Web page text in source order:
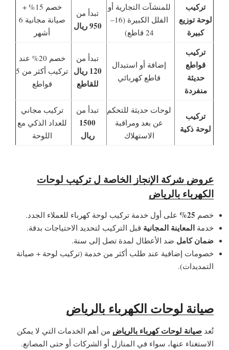
تركيب
لوحة توزيع
كبيرة
للمنشآت التجارية أو
الفلل الكبيرة (16–
24 قاطع)
تبدأ من
950 ريال
خصم 15% +
صيانة مجانية 6
أشهر
تركيب
قواطع
حديثة
منفردة
إضافة أو استبدال
قاطع كهربائي
تبدأ من
120 ريال
للقاطع
خصم 20% عند
تركيب أكثر من 5
قواطع
تركيب
لوحة ذكية
لوحات حديثة للتحكم
عن بعد ومراقبة
الاستهلاك
تبدأ من
1500
ريال
تركيب مجاني
للعداد الذكي مع
اللوحة
عروض شركة الإنجاز الخاصة لتركيب لوحات
الكهرباء بالرياض
خصم 25%
على أول خدمة تركيب لوحة كهرباء للعملاء الجدد.
خدمة المعاينة المجانية قبل التركيب لتحديد الاحتياجات بدقة.
ضمان كامل ضد الأعطال لمدة تصل إلى سنة.
خصومات إضافية عند طلب أكثر من خدمة (تركيب لوحة + صيانة
التمديدات).
صيانة لوحات الكهرباء بالرياض
تُعد صيانة لوحات كهرباء بالرياض من أهم الخدمات التي لا يمكن
الاستغناء عنها، سواء في المنازل أو الشركات أو حتى المصانع.